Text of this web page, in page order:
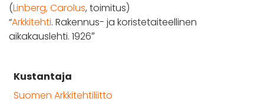
(Linberg, Carolus, toimitus)
“Arkkitehti. Rakennus- ja koristetaiteellinen
aikakauslehti. 1926″
Kustantaja
Suomen Arkkitehtiliitto